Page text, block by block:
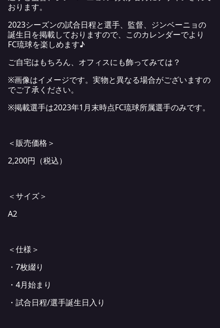
おります。
2023シーズンの試合日程と選手、監督、ジンベーニョの
誕生日を掲載しておりますので、このカレンダーでより
FC琉球を楽しめます♪
ご自宅はもちろん、オフィスにも飾ってみては？
※画像はイメージです。実物と異なる場合がございますの
でご了承ください。
※掲載選手は2023年1月末時点FC琉球所属選手のみです。
＜販売価格＞
2,200円（税込）
＜サイズ＞
A2
＜仕様＞
・7枚綴り
・4月始まり
・試合日程/選手誕生日入り